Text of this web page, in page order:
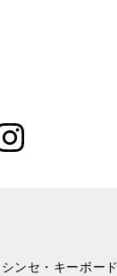
ンセ・キーボード